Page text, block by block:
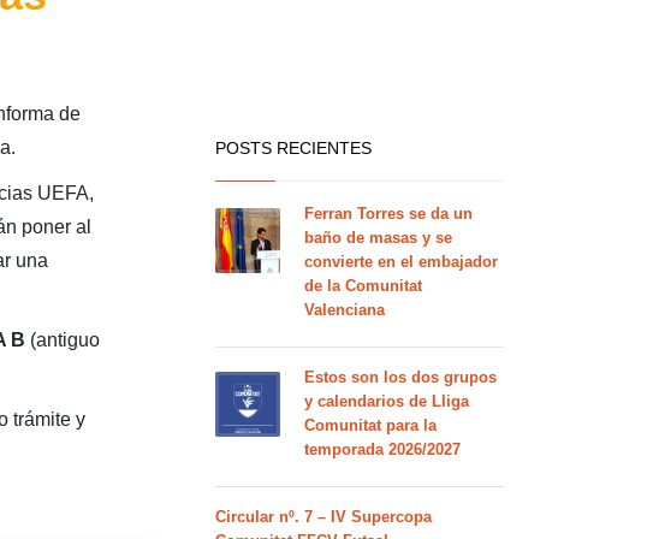
de
UEFA,
poner al
una
B (antiguo
trámite y
POSTS RECIENTES
Ferran Torres se da un
baño de masas y se
convierte en el embajador
de la Comunitat
Valenciana
Estos son los dos grupos
y calendarios de Lliga
Comunitat para la
temporada 2026/2027
Circular nº. 7 – IV Supercopa